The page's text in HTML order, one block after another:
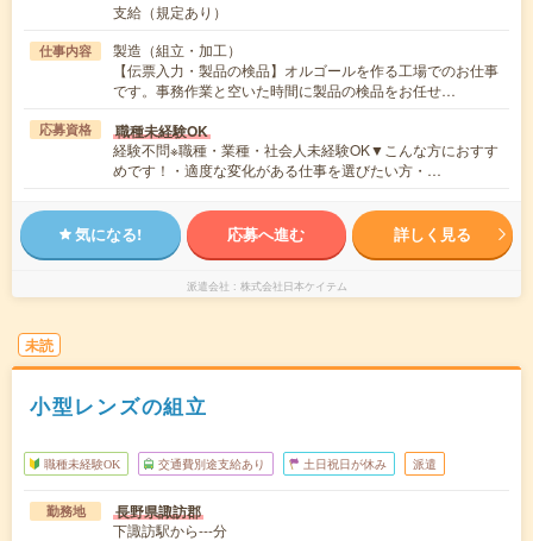
支給（規定あり）
仕事内容
製造（組立・加工）
【伝票入力・製品の検品】オルゴールを作る工場でのお仕事
です。事務作業と空いた時間に製品の検品をお任せ…
応募資格 職種未経験OK
経験不問※職種・業種・社会人未経験OK▼こんな方におすす
めです！・適度な変化がある仕事を選びたい方・…
気になる! 応募へ進む 詳しく見る
派遣会社 株式会社日本ケイテム
未読
小型レンズの組立
職種未経験OK 交通費別途支給あり 土日祝日が休み 派遣
勤務地 長野県諏訪郡
下諏訪駅から---分